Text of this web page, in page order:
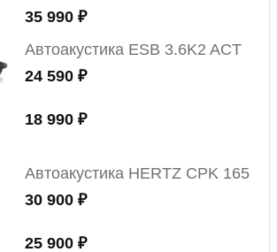
35 990 ₽
Автоакустика ESB 3.6K2 ACT
24 590 ₽
18 990 ₽
Автоакустика HERTZ CPK 165
30 900 ₽
25 900 ₽